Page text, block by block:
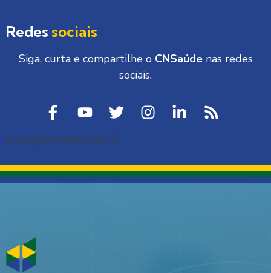
Redes sociais
Siga, curta e compartilhe o CNSaúdenas redes
sociais.
[instagram-feed feed=1]